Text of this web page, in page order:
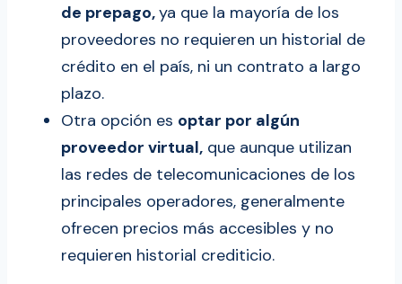
de prepago,ya que la mayoría de los
proveedores no requieren un historial de
crédito en el país, ni un contrato a largo
plazo.
Otra opción es optar por algún
proveedor virtual, que aunque utilizan
las redes de telecomunicaciones de los
principales operadores, generalmente
ofrecen precios más accesibles y no
requieren historial crediticio.